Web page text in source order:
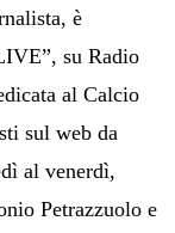
è
su Radio
al Calcio
sul web da
al venerdì,
Petrazzuolo e